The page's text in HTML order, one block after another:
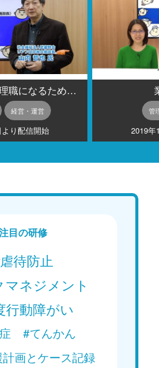
シリーズで学ぶ！管理職になるための基礎知識
経営・運営
り配信開始
管
2019年
目の研修
待防止
マネジメント
行動障がい
#てんかん
画とケース記録